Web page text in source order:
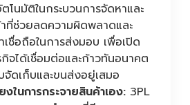
โนมัติในกระบวนการจัดหาและ
ที่ช่วยลดความผิดพลาดและ
เชื่อถือในการส่งมอบ เพื่อเปิด
กิจได้เชื่อมต่อและก้าวทันอนาคต
จัดเก็บและขนส่งอยู่เสมอ
งในการกระจายสินค้าเอง: 3PL